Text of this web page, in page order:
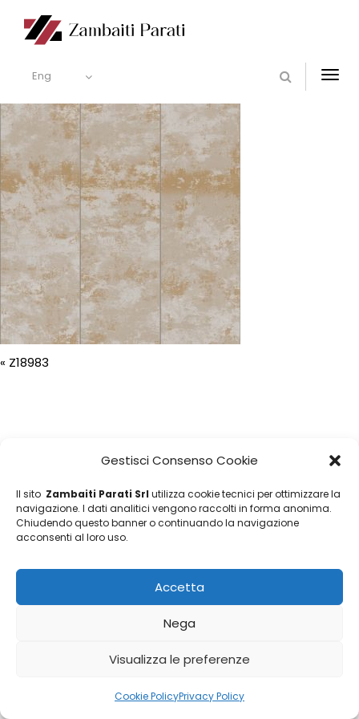
Gestisci Consenso Cookie
Il sito Zambaiti Parati Srl utilizza cookie tecnici per ottimizzare la
navigazione. I dati analitici vengono raccolti in forma anonima.
Chiudendo questo banner o continuando la navigazione
acconsenti al loro uso.
Accetta
Nega
Visualizza le preferenze
Cookie PolicyPrivacy Policy
Eng
« Z18983